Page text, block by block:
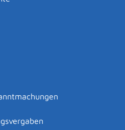
erfüllt seine Aufgaben in
anderen Ministerien und
die
von
nach den Maßgaben des
Baden-
allen Fragen des